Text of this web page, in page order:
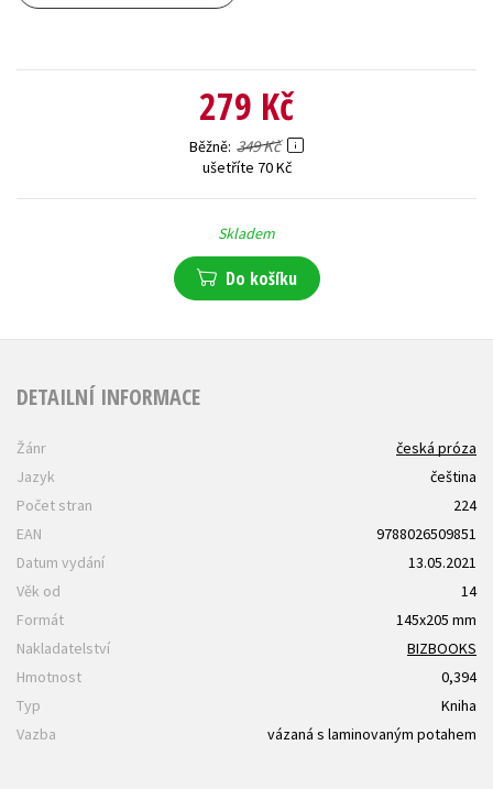
279 Kč
Běžně 349 Kč
ušetříte 70 Kč
Skladem
Do košíku
DETAILNÍ INFORMACE
Žánr
česká próza
Jazyk
čeština
Počet stran
224
EAN
9788026509851
Datum vydání
13.05.2021
Věk od
14
Formát
145x205 mm
Nakladatelství
BIZBOOKS
Hmotnost
0,394
Typ
Kniha
Vazba
vázaná s laminovaným potahem